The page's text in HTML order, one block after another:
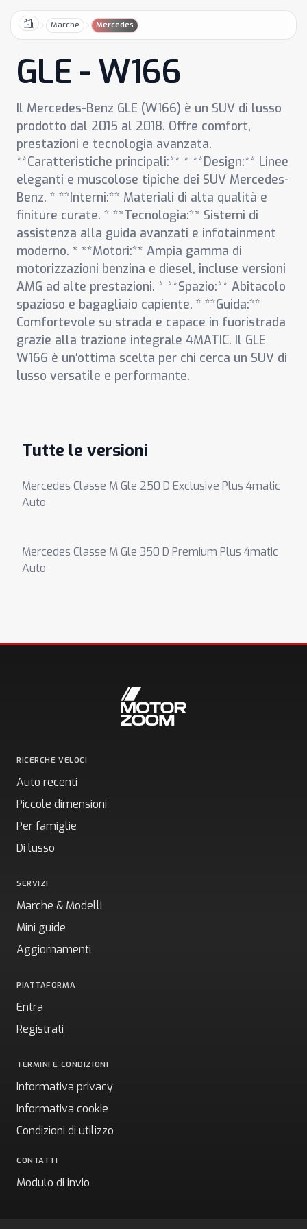
HomeMarche Mercedes
GLE - W166
Il Mercedes-Benz GLE (W166) è un SUV di lusso
prodotto dal 2015 al 2018. Offre comfort,
prestazioni e tecnologia avanzata.
**Caratteristiche principali:** * **Design:** Linee
eleganti e muscolose tipiche dei SUV Mercedes-
Benz. * **Interni:** Materiali di alta qualità e
finiture curate. * **Tecnologia:** Sistemi di
assistenza alla guida avanzati e infotainment
moderno. * **Motori:** Ampia gamma di
motorizzazioni benzina e diesel, incluse versioni
AMG ad alte prestazioni. * **Spazio:** Abitacolo
spazioso e bagagliaio capiente. * **Guida:**
Comfortevole su strada e capace in fuoristrada
grazie alla trazione integrale 4MATIC. Il GLE
W166 è un'ottima scelta per chi cerca un SUV di
lusso versatile e performante.
Tutte le versioni
Mercedes Classe M Gle 250 D Exclusive Plus 4matic
Auto
Mercedes Classe M Gle 350 D Premium Plus 4matic
Auto
RICERCHE VELOCI
Auto recenti
Piccole dimensioni
Per famiglie
Di lusso
SERVIZI
Marche & Modelli
Mini guide
Aggiornamenti
PIATTAFORMA
Entra
Registrati
TERMINI E CONDIZIONI
Informativa privacy
Informativa cookie
Condizioni di utilizzo
CONTATTI
Modulo di invio